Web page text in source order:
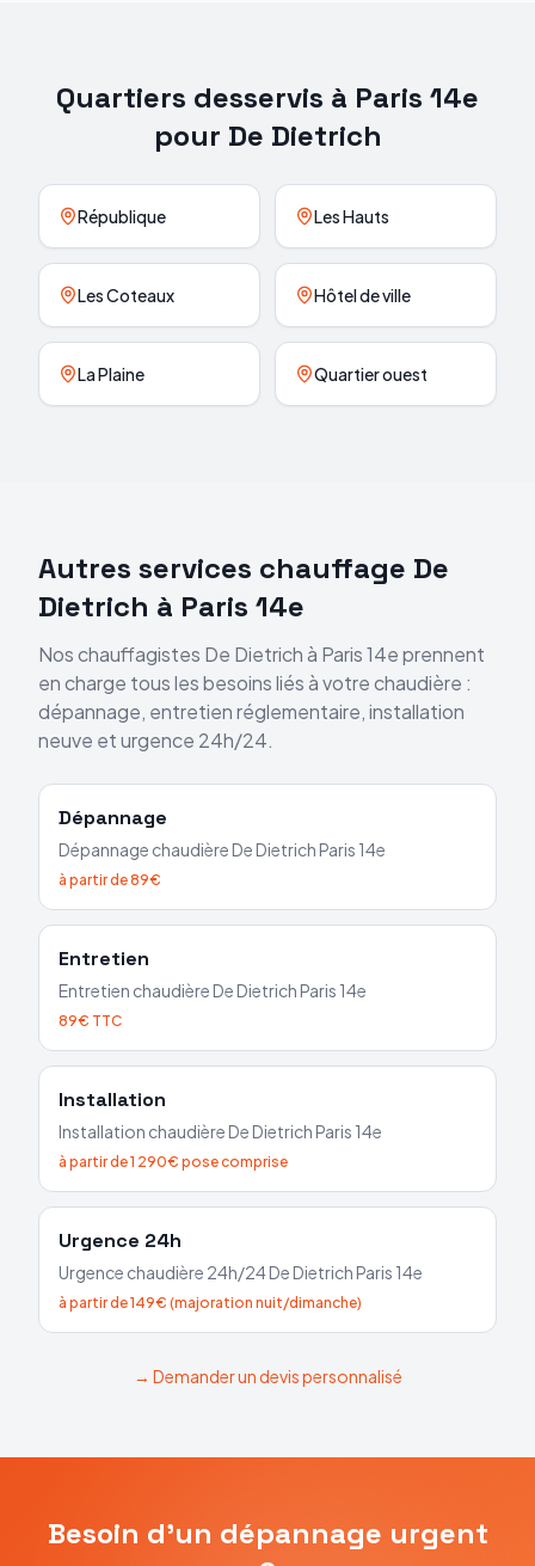
Quartiers desservis à Paris 14e
pour De Dietrich
République Les Hauts
Les Coteaux Hôtel de ville
La Plaine Quartier ouest
Autres services chauffage De
Dietrich à Paris 14e
Nos chauffagistes De Dietrichà Paris 14eprennent
en charge tous les besoins liés à votre chaudière :
dépannage, entretien réglementaire, installation
neuve et urgence 24h/24.
Dépannage
Dépannage chaudièreDe DietrichParis 14e
à partir de 89€
Entretien
Entretien chaudièreDe DietrichParis 14e
89€ TTC
Installation
Installation chaudièreDe DietrichParis 14e
à partir de 1 290€ pose comprise
Urgence 24h
Urgence chaudière 24h/24De DietrichParis 14e
à partir de 149€ (majoration nuit/dimanche)
→ Demander un devis personnalisé
Besoin d'un dépannage urgent